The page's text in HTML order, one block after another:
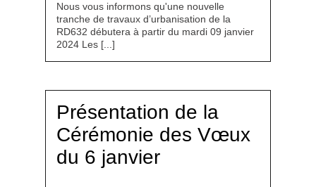
Nous vous informons qu'une nouvelle
tranche de travaux d’urbanisation de la
RD632 débutera à partir du mardi 09 janvier
2024 Les [...]
Présentation de la
Cérémonie des Vœux
du 6 janvier